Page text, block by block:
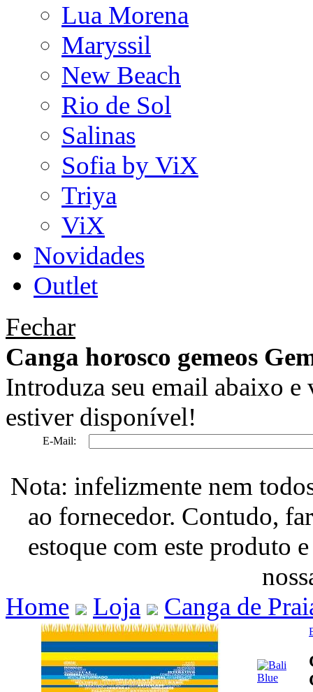
Lua Morena
Maryssil
New Beach
Rio de Sol
Salinas
Sofia by ViX
Triya
ViX
Novidades
Outlet
Fechar
Canga horosco gemeos
Introduza seu email abaixo
estiver disponível!
E-Mail:
Nota: infelizmente nem
ao fornecedor. Contudo,
estoque com este produto
Home
Loja Canga de